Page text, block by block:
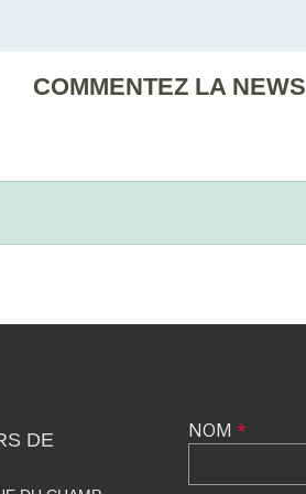
COMMENTEZ LA NEWS
DE
NOM *